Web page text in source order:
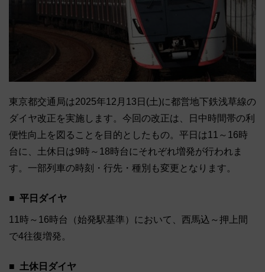
東京都交通局は2025年12月13日(土)に都営地下鉄浅草線の
ダイヤ改正を実施します。今回の改正は、日中時間帯の利
便性向上を図ることを目的としたもの。平日は11～16時
台に、土休日は9時～18時台にそれぞれ増発が行われま
す。一部列車の時刻・行先・種別も変更となります。
平日ダイヤ
11時～16時台（始発駅基準）において、西馬込～押上間
で4往復増発。
土休日ダイヤ